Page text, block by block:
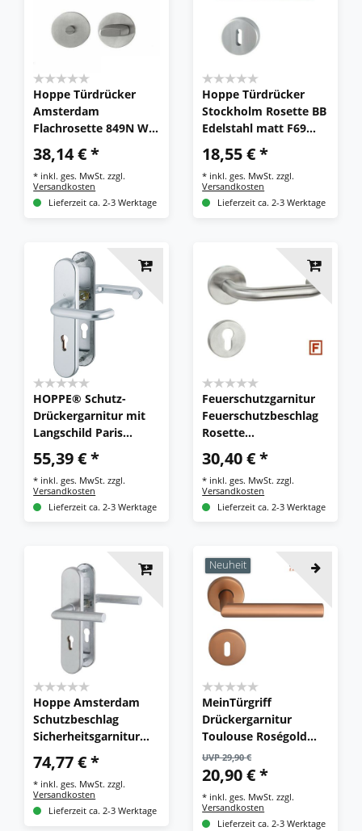
Hoppe Türdrücker
Amsterdam
Flachrosette 849N WC
rund Edelstahl
Drücker Türgriff
38,14 € *
* inkl. ges. MwSt. zzgl.
Versandkosten
Lieferzeit ca. 2-3 Werktage
Hoppe Türdrücker
Stockholm Rosette BB
Edelstahl matt F69
Türgriff Türbeschlag
18,55 € *
* inkl. ges. MwSt. zzgl.
Versandkosten
Lieferzeit ca. 2-3 Werktage
HOPPE® Schutz-
Drückergarnitur mit
Langschild Paris
138L/3331/3310, 8/72
mm, Aluminium
55,39 € *
* inkl. ges. MwSt. zzgl.
Versandkosten
Lieferzeit ca. 2-3 Werktage
Feuerschutzgarnitur
Feuerschutzbeschlag
Rosette
Drückergarnitur
Edelstahl matt
30,40 € *
* inkl. ges. MwSt. zzgl.
Versandkosten
Lieferzeit ca. 2-3 Werktage
Hoppe Amsterdam
Schutzbeschlag
Sicherheitsgarnitur
Edelstahl
E1400Z/3331/3310
74,77 € *
* inkl. ges. MwSt. zzgl.
Versandkosten
Lieferzeit ca. 2-3 Werktage
Neuheit
MeinTürgriff
Drückergarnitur
Toulouse Roségold
Türdrücker BB PZ WC
Edelstahl Türgriff
UVP 29,90 €
20,90 € *
* inkl. ges. MwSt. zzgl.
Versandkosten
Lieferzeit ca. 2-3 Werktage